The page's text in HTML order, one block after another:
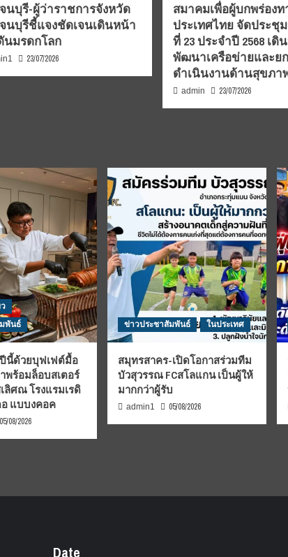
นบุรี-ผู้ว่าราชการจังหวัด
นบุรีชี้แจงชัดเจนเดินหน้า
นมรดกโลก
23/07/2026
สมาคมเพื่อผู้บกพร่องท
ประเทศไทย จัดประชุ
ที่ 23 ประจำปี 2568 เดิ
พัฒนาเครือข่ายและย
ดำเนินงานด้านสุขภา
admin 23/07/2026
พันธ์
นี้ด้วยบุฟเฟต์มื้อ
พร้อมล็อบสเตอร์
ลิศณ โรงแรมเรดิ
อ แบบงคอค
05/08/2026
ข่าวประชาสัมพันธ์ ในประเทศ
สมุทรสาคร-เปิดโอกาสร่วมทีม
บัวสุวรรณ FCสโลแกน เป็นผู้ให้
มากกว่าผู้รับ
admin1 05/08/2026
Date